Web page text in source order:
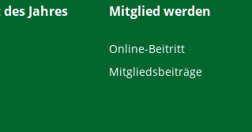
Jahres Mitglied werden
Online-Beitritt
Mitgliedsbeiträge